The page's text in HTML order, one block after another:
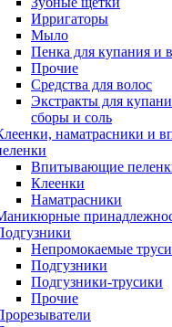
Ирригаторы
Мыло
Пенка для купания и
Прочие
Средства для волос
Экстракты для
сборы и соль
наматрасники и
Впитывающие
Клеенки
Наматрасники
Непромокаемые
Подгузники
Подгузники-трусики
Прочие